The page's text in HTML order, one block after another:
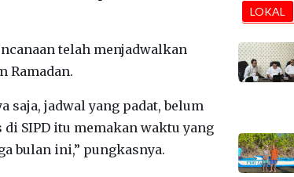
telah menjadwalkan
Ramadan.
saja, jadwal yang padat, belum
SIPD itu memakan waktu yang
bulan ini,” pungkasnya.
LOKAL